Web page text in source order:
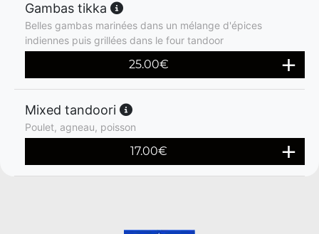
Gambas tikka
Belles gambas marinées dans un mélange d'épices
indiennes puis grillées dans le four tandoor
25.00€
Mixed tandoori
Poulet, agneau, poisson
17.00€